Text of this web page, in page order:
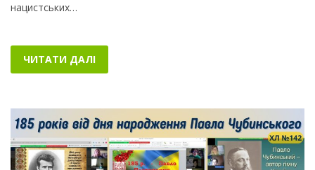
нацистських…
ЧИТАТИ ДАЛІ